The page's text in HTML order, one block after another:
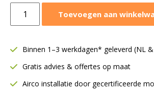
doosfilter
594x495x45
mm
Toevoegen aan
Binnen 1–3 werkdagen* geleverd (NL
Gratis advies & offertes op maat
Airco installatie door gecertificeerde